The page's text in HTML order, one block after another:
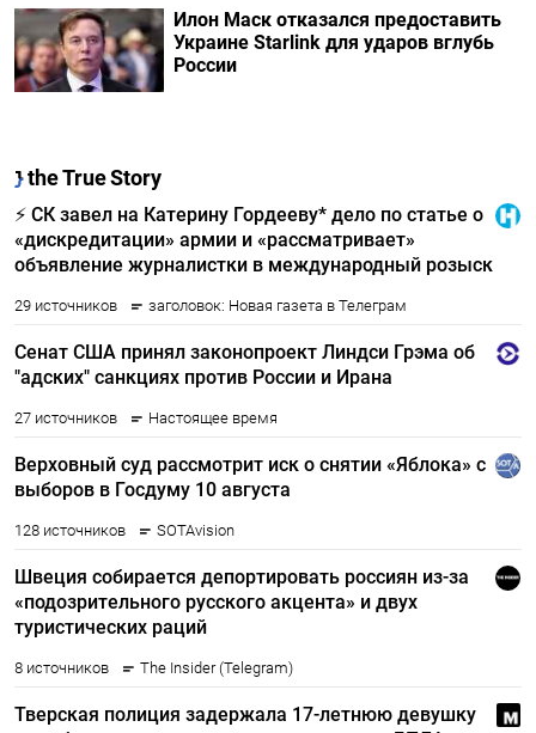
Илон Маск отказался предоставить
Украине Starlink для ударов вглубь
России